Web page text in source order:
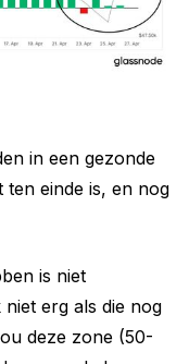
in een gezonde
ten einde is, en nog
is niet
erg als die nog
deze zone (50-